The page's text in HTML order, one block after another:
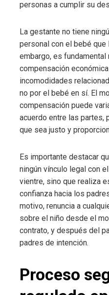
personas a cumplir su
La gestante no tiene
personal con el bebé que
embargo, es fundamental
compensación
incomodidades
no por el bebé en sí. El
compensación puede
acuerdo entre las partes,
que sea justo y
Es importante destacar
ningún vínculo legal con
vientre, sino que realiza
confianza hacia los
motivo, renuncia a
sobre el niño desde el
contrato, y después del
padres de intención.
Proceso